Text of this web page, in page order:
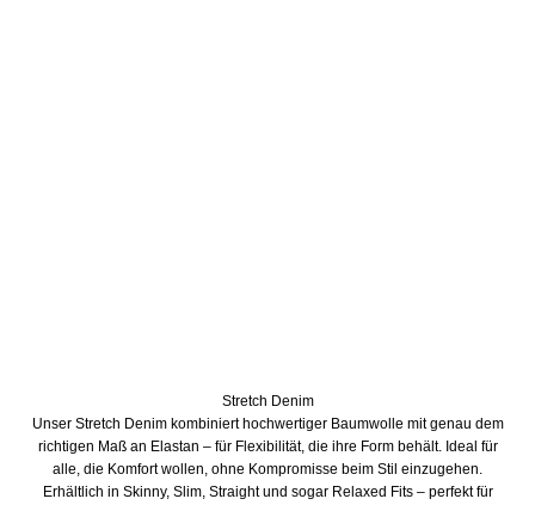
Stretch Denim
Unser Stretch Denim kombiniert hochwertiger Baumwolle mit genau dem
richtigen Maß an Elastan – für Flexibilität, die ihre Form behält. Ideal für
alle, die Komfort wollen, ohne Kompromisse beim Stil einzugehen.
Erhältlich in Skinny, Slim, Straight und sogar Relaxed Fits – perfekt für